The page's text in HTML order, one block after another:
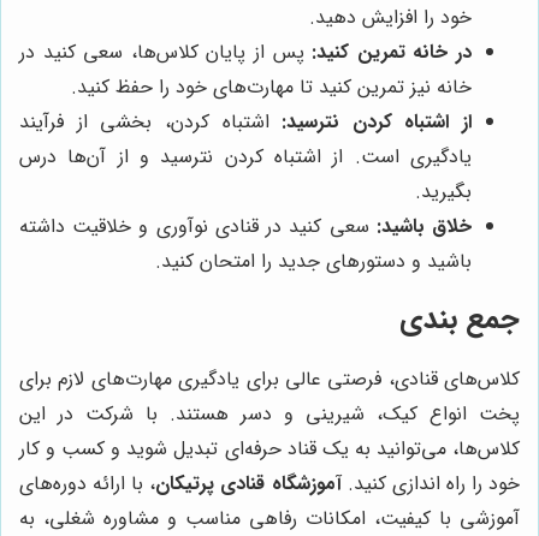
خود را افزایش دهید.
در خانه تمرین کنید: پس از پایان کلاس‌ها، سعی کنید در
خانه نیز تمرین کنید تا مهارت‌های خود را حفظ کنید.
از اشتباه کردن نترسید: اشتباه کردن، بخشی از فرآیند
یادگیری است. از اشتباه کردن نترسید و از آن‌ها درس
بگیرید.
خلاق باشید: سعی کنید در قنادی نوآوری و خلاقیت داشته
باشید و دستورهای جدید را امتحان کنید.
جمع بندی
کلاس‌های قنادی، فرصتی عالی برای یادگیری مهارت‌های لازم برای
پخت انواع کیک، شیرینی و دسر هستند. با شرکت در این
کلاس‌ها، می‌توانید به یک قناد حرفه‌ای تبدیل شوید و کسب و کار
خود را راه اندازی کنید.آموزشگاه قنادی پرتیکان، با ارائه دوره‌های
آموزشی با کیفیت، امکانات رفاهی مناسب و مشاوره شغلی، به